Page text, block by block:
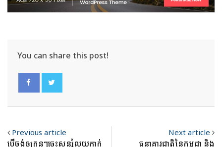
You can share this post!
Previous article
បើចង់ឲ្យកូនៗចេះសន្សំលុយកាក់
Next article
ធនាគារជាតិនៃកម្ពុជា និង